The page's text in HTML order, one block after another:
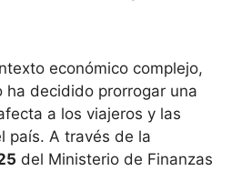
económico complejo,
ha decidido prorrogar una
a los viajeros y las
país. A través de la
del Ministerio de Finanzas